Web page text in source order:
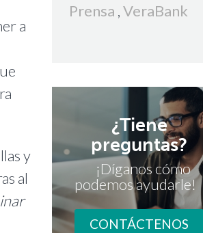
a
y
al
Prensa ,VeraBank
¿Tiene
preguntas?
¡Díganos cómo
podemos ayudarle!
CONTÁCTENOS